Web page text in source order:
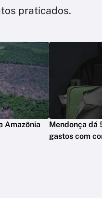
praticados.
Amazônia
Mendonça dá
gastos com